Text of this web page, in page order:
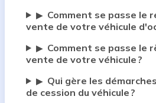
▶ Comment se passe le
vente de votre véhicule
▶ Comment se passe le
vente de votre véhicule ?
▶ Qui gère les
de cession du véhicule ?